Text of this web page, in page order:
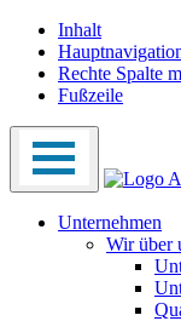
Inhalt
Rechte Spalte
Fußzeile
Unternehmen
Wir über